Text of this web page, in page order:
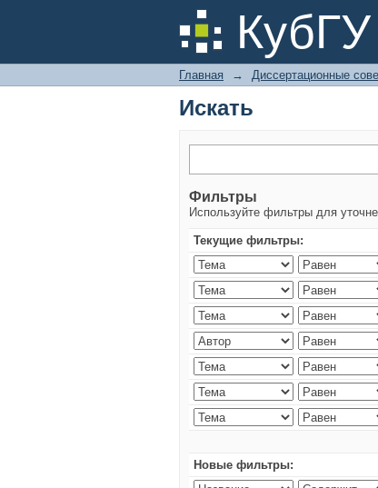
Искать
Главная → Диссертационные
Искать
Фильтры
Используйте фильтры для
Текущие фильтры:
Новые фильтры: